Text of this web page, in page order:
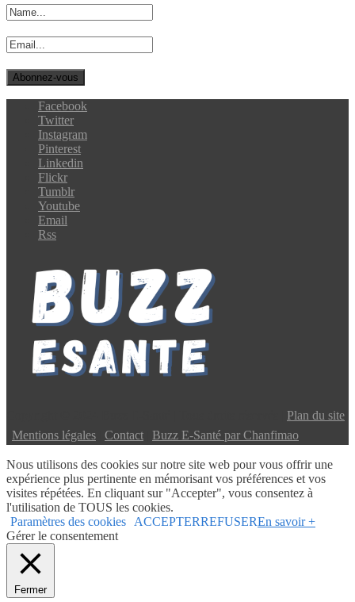
Facebook
Twitter
Instagram
Pinterest
Linkedin
Flickr
Tumblr
Youtube
Email
Rss
Plan du site
Mentions légales Contact Buzz E-Santé par Chanfimao
Nous utilisons des cookies sur notre site web pour vous offrir une
expérience plus pertinente en mémorisant vos préférences et vos
visites répétées. En cliquant sur "Accepter", vous consentez à
l'utilisation de TOUS les cookies.
Paramètres des cookies
ACCEPTERREFUSEREn savoir +
Gérer le consentement
Fermer